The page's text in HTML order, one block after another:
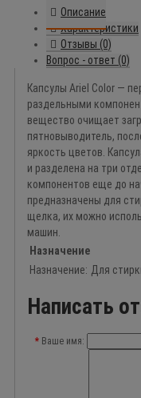
Описание
Характеристики
Отзывы (0)
Вопрос - ответ (0)
Капсулы Ariel Color ―
раздельными
вещество очищает
пятновыводитель,
яркость цветов.
и разделена на три
компонентов еще до
предназначены для
щелка, их можно
машин.
Назначение
Назначение: Для
Написать
Ваше имя: